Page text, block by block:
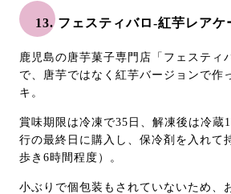
13. フェスティバロ-紅芋レアケ
鹿児島の唐芋菓子専門店「フェスティ
で、唐芋ではなく紅芋バージョンで作
キ。
賞味期限は冷凍で35日、解凍後は冷蔵
行の最終日に購入し、保冷剤を入れて
歩き6時間程度）。
小ぶりで個包装もされていないため、